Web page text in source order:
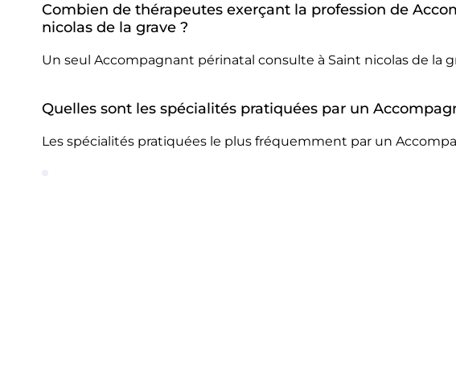
Combien de thérapeutes exerçant la profession de
nicolas de la grave ?
Un seul Accompagnant périnatal consulte à Saint nicolas de la
Quelles sont les spécialités pratiquées par un
Les spécialités pratiquées le plus fréquemment par un